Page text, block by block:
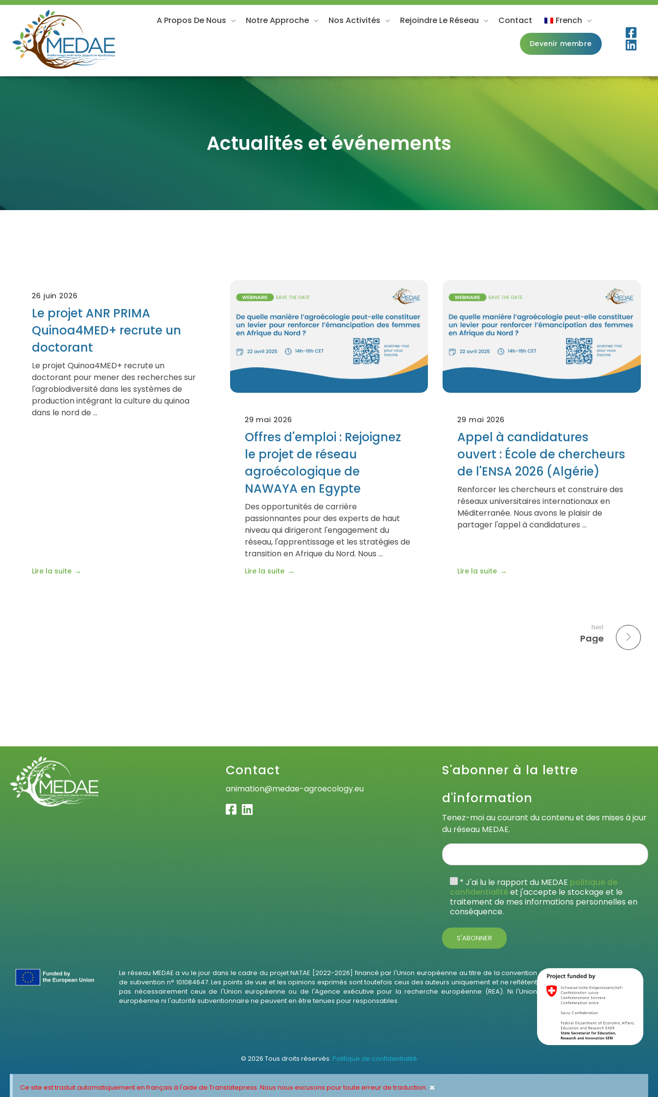
A Propos De Nous Notre Approche Nos Activités Rejoindre Le Réseau Contact French
Devenir membre
Actualités et événements
26 juin 2026
Le projet ANR PRIMA
Quinoa4MED+ recrute un
doctorant
Le projet Quinoa4MED+ recrute un
doctorant pour mener des recherches sur
l'agrobiodiversité dans les systèmes de
production intégrant la culture du quinoa
dans le nord de ...
Lire la suite
29 mai 2026
Offres d'emploi : Rejoignez
le projet de réseau
agroécologique de
NAWAYA en Egypte
Des opportunités de carrière
passionnantes pour des experts de haut
niveau qui dirigeront l'engagement du
réseau, l'apprentissage et les stratégies de
transition en Afrique du Nord. Nous ...
Lire la suite
29 mai 2026
Appel à candidatures
ouvert : École de chercheurs
de l'ENSA 2026 (Algérie)
Renforcer les chercheurs et construire des
réseaux universitaires internationaux en
Méditerranée. Nous avons le plaisir de
partager l'appel à candidatures ...
Lire la suite
Next
Page
Contact
animation@medae-agroecology.eu
S'abonner à la lettre
d'information
Tenez-moi au courant du contenu et des mises à jour
du réseau MEDAE.
* J'ai lu le rapport du MEDAE politique de
confidentialitéet j'accepte le stockage et le
traitement de mes informations personnelles en
conséquence.
Le réseau MEDAE a vu le jour dans le cadre du projet NATAE [2022-2026] financé par l'Union européenne au titre de la convention
de subvention n° 101084647. Les points de vue et les opinions exprimés sont toutefois ceux des auteurs uniquement et ne reflètent
pas nécessairement ceux de l'Union européenne ou de l'Agence exécutive pour la recherche européenne (REA). Ni l'Union
européenne ni l'autorité subventionnaire ne peuvent en être tenues pour responsables.
© 2026 Tous droits réservés. Politique de confidentialité
Ce site est traduit automatiquement en français à l'aide de Translatepress. Nous nous excusons pour toute erreur de traduction. ×